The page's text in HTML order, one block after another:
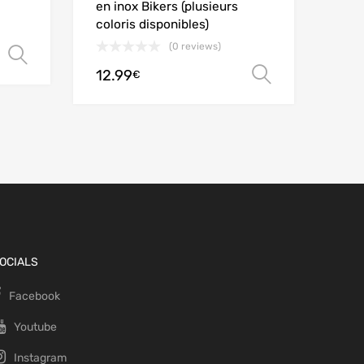
en inox Bikers (plusieurs
coloris disponibles)
(0 reviews)
12.99€
Facebook
Youtube
Instagram